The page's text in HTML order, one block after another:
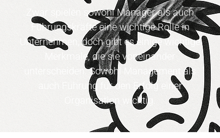
Zwar spielen sowohl Manager als auch
Führungskräfte eine wichtige Rolle in
Unternehmen, doch gibt es einige wichtige
Merkmale, die sie voneinander
unterscheiden. Sowohl Management als
auch Führung für den Erfolg einer
Organisation wichtig.